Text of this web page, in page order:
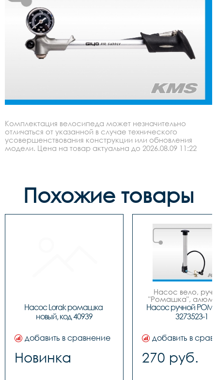
Комплектация велосипеда может незначительно
отличаться от указанной в случае технического
усовершенствования конструкции или обновления
модели. Цена на товар актуальна до 2026.08.09 11:22
Похожие товары
Насос Lorak ромашка
новый, код 40939
добавить в сравнение
Новинка
Насос вело,
"Ромашка",
обратным
штоком, шланг
Насос ручной
3273523-1
добавить в
270 руб.